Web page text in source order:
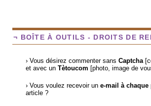
¬ BOÎTE À OUTILS - DROITS DE
› Vous désirez commenter sans Captcha
et avec un Tètoucom [photo, image de
› Vous voulez recevoir un e-mail à
article ?